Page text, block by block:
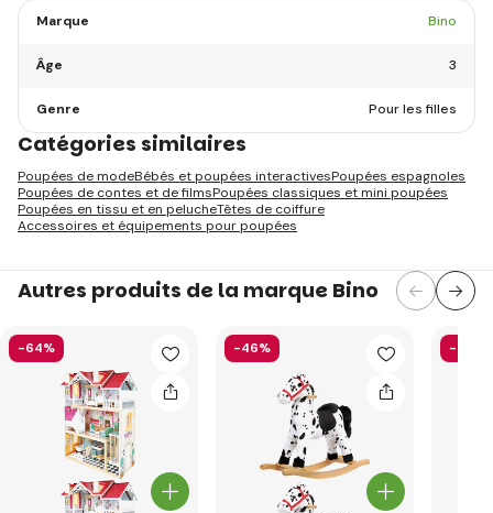
Marque Bino
Âge 3
Genre Pour les filles
Catégories similaires
Poupées de modeBébés et poupées interactivesPoupées espagnoles
Poupées de contes et de filmsPoupées classiques et mini poupées
Poupées en tissu et en pelucheTêtes de coiffure
Accessoires et équipements pour poupées
Autres produits de la marque Bino
-64% -46% -54%